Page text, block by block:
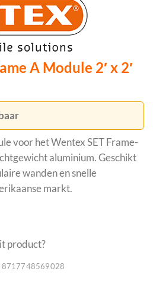
A Module 2′ x 2′
voor het Wentex SET Frame-
aluminium. Geschikt
wanden en snelle
markt.
product?
8717748569028